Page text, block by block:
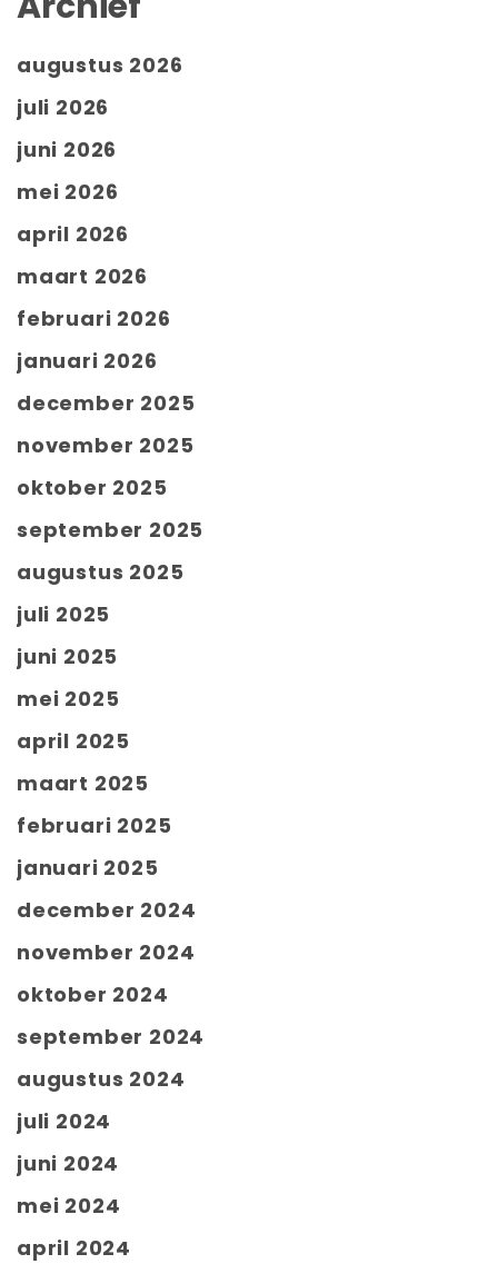
augustus 2026
juli 2026
juni 2026
mei 2026
april 2026
maart 2026
februari 2026
januari 2026
december 2025
november 2025
oktober 2025
september 2025
augustus 2025
juli 2025
juni 2025
mei 2025
april 2025
maart 2025
februari 2025
januari 2025
december 2024
november 2024
oktober 2024
september 2024
augustus 2024
juli 2024
juni 2024
mei 2024
april 2024